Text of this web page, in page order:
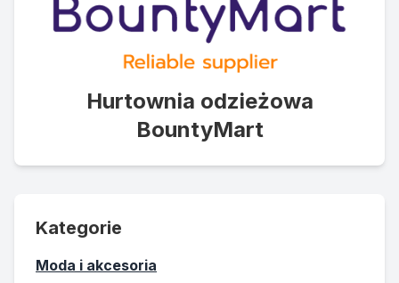
Hurtownia odzieżowa
BountyMart
Kategorie
Moda i akcesoria